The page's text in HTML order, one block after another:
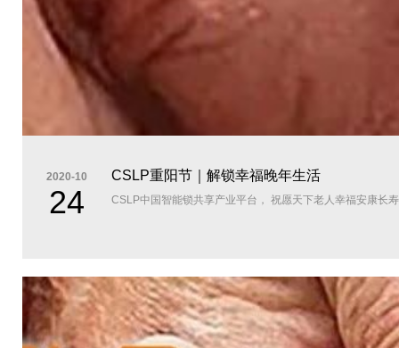
CSLP重阳节｜解锁幸福晚年生活
2020-10
24 CSLP中国智能锁共享产业平台， 祝愿天下老人幸福安康长